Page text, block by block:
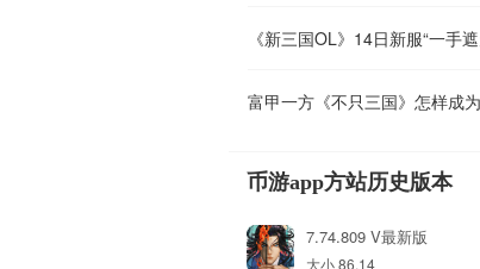
《新三国OL》14日新服“一手
富甲一方《不只三国》怎样成
币游app方站历史版本
7.74.809 V最新版
大小 86.14